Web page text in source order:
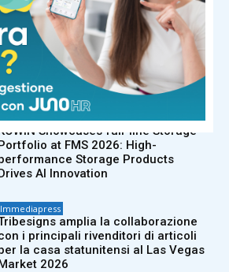
Immediapress
Holdings (NASDAQ: ORBS)
rende noto un portafoglio
complessivo di circa 378 milioni di
dollari, che comprende OpenAI,
Beast Industries, oltre 16.000 ETH e...
Showcases full-line Storage
at FMS 2026: High-
Storage Products
AI Innovation
Immediapress
amplia la collaborazione
i principali rivenditori di articoli
la casa statunitensi al Las Vegas
2026